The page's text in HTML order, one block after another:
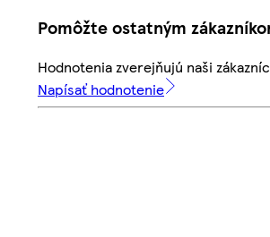
Pomôžte ostatným
Hodnotenia zverejňujú naši
Napísať hodnotenie